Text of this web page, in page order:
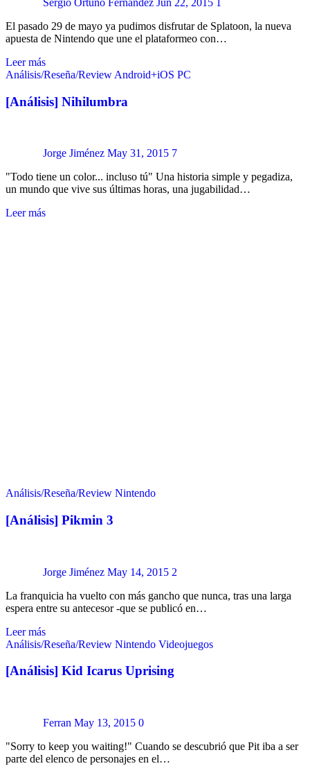
El pasado 29 de mayo ya pudimos disfrutar de Splatoon, la nueva
apuesta de Nintendo que une el plataformeo con…
Leer más
Análisis/Reseña/Review Android+iOS PC
[Análisis] Nihilumbra
Jorge Jiménez May 31, 2015 7
"Todo tiene un color... incluso tú" Una historia simple y pegadiza,
un mundo que vive sus últimas horas, una jugabilidad…
Leer más
Análisis/Reseña/Review Nintendo
[Análisis] Pikmin 3
Jorge Jiménez May 14, 2015 2
La franquicia ha vuelto con más gancho que nunca, tras una larga
espera entre su antecesor -que se publicó en…
Leer más
Análisis/Reseña/Review Nintendo Videojuegos
[Análisis] Kid Icarus Uprising
Ferran May 13, 2015 0
"Sorry to keep you waiting!" Cuando se descubrió que Pit iba a ser
parte del elenco de personajes en el…